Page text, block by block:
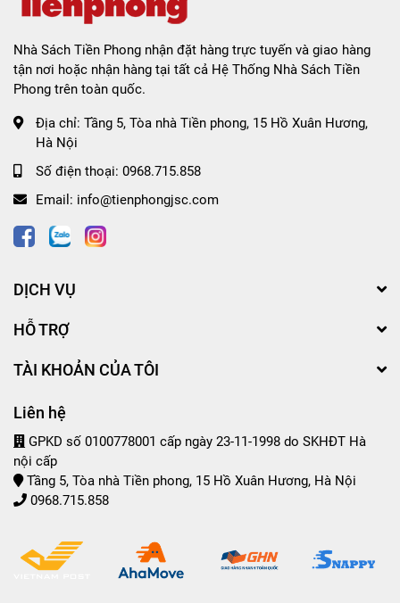
Nhà Sách Tiền Phong nhận đặt hàng trực tuyến và giao hàng
tận nơi hoặc nhận hàng tại tất cả Hệ Thống Nhà Sách Tiền
Phong trên toàn quốc.
Địa chỉ: Tầng 5, Tòa nhà Tiền phong, 15 Hồ Xuân Hương,
Hà Nội
Số điện thoại: 0968.715.858
Email: info@tienphongjsc.com
DỊCH VỤ
HỖ TRỢ
TÀI KHOẢN CỦA TÔI
Liên hệ
GPKD số 0100778001 cấp ngày 23-11-1998 do SKHĐT Hà
nội cấp
Tầng 5, Tòa nhà Tiền phong, 15 Hồ Xuân Hương, Hà Nội
0968.715.858